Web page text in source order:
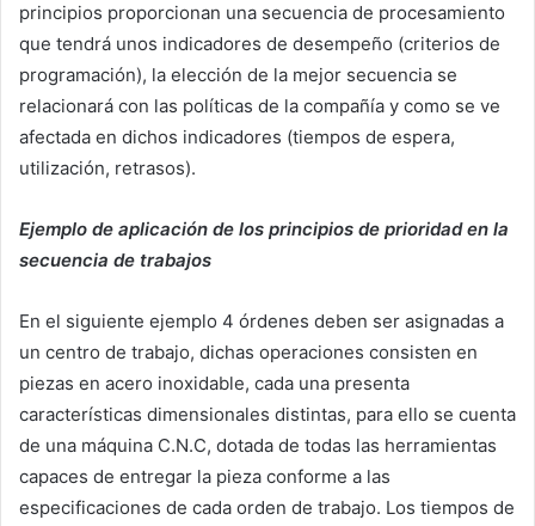
principios proporcionan una secuencia de procesamiento
que tendrá unos indicadores de desempeño (criterios de
programación), la elección de la mejor secuencia se
relacionará con las políticas de la compañía y como se ve
afectada en dichos indicadores (tiempos de espera,
utilización, retrasos).
Ejemplo de aplicación de los principios de prioridad en la
secuencia de trabajos
En el siguiente ejemplo 4 órdenes deben ser asignadas a
un centro de trabajo, dichas operaciones consisten en
piezas en acero inoxidable, cada una presenta
características dimensionales distintas, para ello se cuenta
de una máquina C.N.C, dotada de todas las herramientas
capaces de entregar la pieza conforme a las
especificaciones de cada orden de trabajo. Los tiempos de